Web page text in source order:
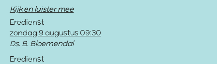
Kijk en luister mee
Eredienst
zondag 9 augustus 09:30
Ds. B. Bloemendal
Eredienst